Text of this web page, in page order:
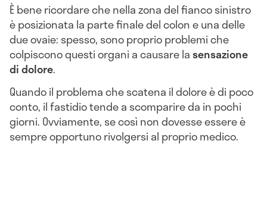
È bene ricordare che nella zona del fianco sinistro
è posizionata la parte finale del colon e una delle
due ovaie: spesso, sono proprio problemi che
colpiscono questi organi a causare lasensazione
di dolore.
Quando il problema che scatena il dolore è di poco
conto, il fastidio tende a scomparire da in pochi
giorni. Ovviamente, se così non dovesse essere è
sempre opportuno rivolgersi al proprio medico.